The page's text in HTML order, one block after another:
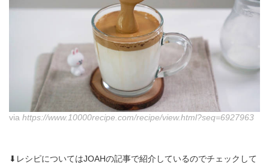
via https://www.10000recipe.com/recipe/view.html?seq=6927963
⬇︎レシピについてはJOAHの記事で紹介しているのでチェックして